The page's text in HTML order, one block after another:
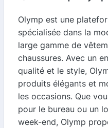
Olymp est une
spécialisée dans la
large gamme de
chaussures. Avec un
qualité et le style,
produits élégants et
les occasions. Que
pour le bureau ou un
week-end, Olymp